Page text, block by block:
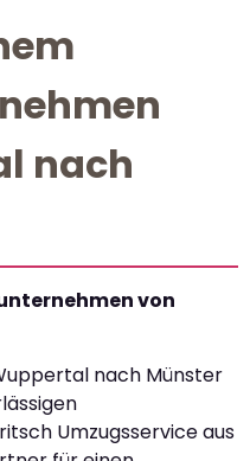
nach
von
nach Münster
Umzugsservice aus